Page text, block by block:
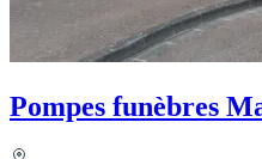
Pompes funèbres